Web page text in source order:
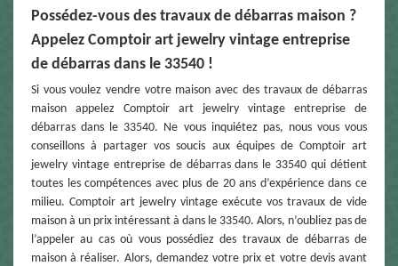
Possédez-vous des travaux de débarras maison ?
Appelez Comptoir art jewelry vintage entreprise
de débarras dans le 33540 !
Si vous voulez vendre votre maison avec des travaux de débarras
maison appelez Comptoir art jewelry vintage entreprise de
débarras dans le 33540. Ne vous inquiétez pas, nous vous vous
conseillons à partager vos soucis aux équipes de Comptoir art
jewelry vintage entreprise de débarras dans le 33540 qui détient
toutes les compétences avec plus de 20 ans d’expérience dans ce
milieu. Comptoir art jewelry vintage exécute vos travaux de vide
maison à un prix intéressant à dans le 33540. Alors, n’oubliez pas de
l’appeler au cas où vous possédiez des travaux de débarras de
maison à réaliser. Alors, demandez votre prix et votre devis avant